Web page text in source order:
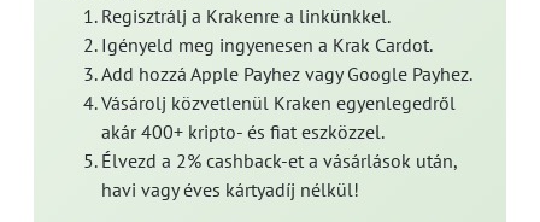
Regisztrálj a Krakenre a linkünkkel.
Igényeld meg ingyenesen a Krak Cardot.
Add hozzá Apple Payhez vagy Google Payhez.
Vásárolj közvetlenül Kraken egyenlegedről
akár 400+ kripto- és fiat eszközzel.
Élvezd a 2% cashback-et a vásárlások után,
havi vagy éves kártyadíj nélkül!